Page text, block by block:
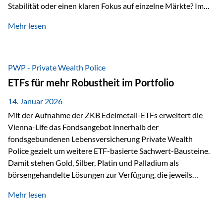
Stabilität oder einen klaren Fokus auf einzelne Märkte? Im
Wealth Police der Vienna-Life lassen sich beide Ansätze
Risikostreuung, Inflationsrobustheit und Stabilisierung. 1)
Die Philosophiefrage: breit oder bewusst? Global investieren
bedeutet: Das Portfolio bildet die Weltmärkte möglichst
breit ab, ohne die…
Mehr lesen
PWP - Private Wealth Police
ETFs für mehr Robustheit im Portfolio
14. Januar 2026
Mit der Aufnahme der ZKB Edelmetall-ETFs erweitert die
Vienna-Life das Fondsangebot innerhalb der
fondsgebundenen Lebensversicherung Private Wealth
Police gezielt um weitere ETF-basierte Sachwert-Bausteine.
Damit stehen Gold, Silber, Platin und Palladium als
börsengehandelte Lösungen zur Verfügung, die jeweils
dabei nicht auf einzelnen Marktmeinungen, sondern auf
Mehr lesen